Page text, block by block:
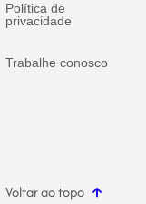
Política de
privacidade
Trabalhe conosco
Voltar ao topo